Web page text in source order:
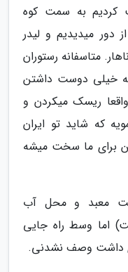
کردیم به سمت کوه
دور میدیدیم و لیدر
متاسفانه رستوران
خیلی دوست داشتن
ریسک میکردن و
که شاید تو ایران
برای ما سخت میشه
معبد و محل آب
اما وسط راه جایی
داشت وصف نشدنی.